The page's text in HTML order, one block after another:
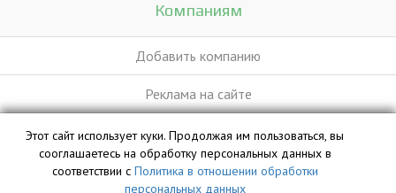
Компаниям
Добавить компанию
Реклама на сайте
База данных сайта vyvoz.org является интеллектуальной
собственностью ООО «Профит» и охраняется законом.
Этот сайт использует куки. Продолжая им пользоваться, вы
сооглашаетесь на обработку персональных данных в
соответствии с Политика в отношении обработки
персональных данных